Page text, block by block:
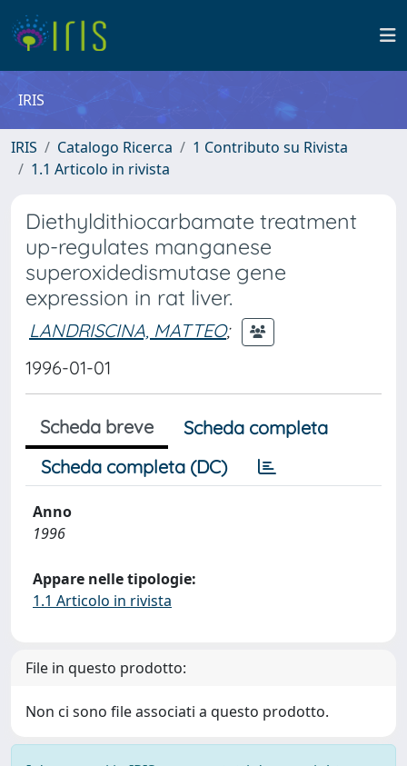
IRIS
IRIS Catalogo Ricerca
1 Contributo su Rivista
1.1 Articolo in rivista
Diethyldithiocarbamate treatment
up-regulates manganese
superoxidedismutase gene
expression in rat liver.
LANDRISCINA, MATTEO;
1996-01-01
Scheda breve
Scheda completa
Scheda completa (DC)
Anno
1996
Appare nelle tipologie:
1.1 Articolo in rivista
File in questo prodotto:
Non ci sono file associati a questo prodotto.